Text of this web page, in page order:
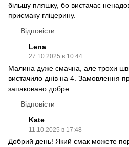
більшу пляшку, бо вистачає
присмаку гліцерину.
Відповісти
Lena
27.10.2025 в 10:44
Малина дуже смачна, але трохи
вистачило днів на 4. Замовлення
запаковано добре.
Відповісти
Kate
11.10.2025 в 17:48
Добрий день! Який смак можете